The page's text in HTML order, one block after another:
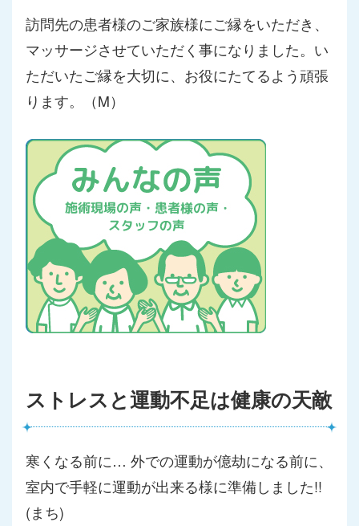
訪問先の患者様のご家族様にご縁をいただき、
マッサージさせていただく事になりました。 い
ただいたご縁を大切に、お役にたてるよう頑張
ります。（M）
ストレスと運動不足は健康の天敵
寒くなる前に… 外での運動が億劫になる前に、
室内で手軽に運動が出来る様に準備しました!!
(まち)